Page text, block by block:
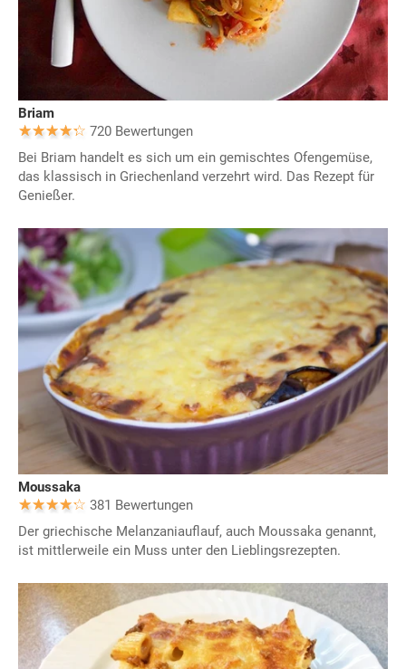
Briam
720 Bewertungen
Bei Briam handelt es sich um ein gemischtes Ofengemüse,
das klassisch in Griechenland verzehrt wird. Das Rezept für
Genießer.
Moussaka
381 Bewertungen
Der griechische Melanzaniauflauf, auch Moussaka genannt,
ist mittlerweile ein Muss unter den Lieblingsrezepten.